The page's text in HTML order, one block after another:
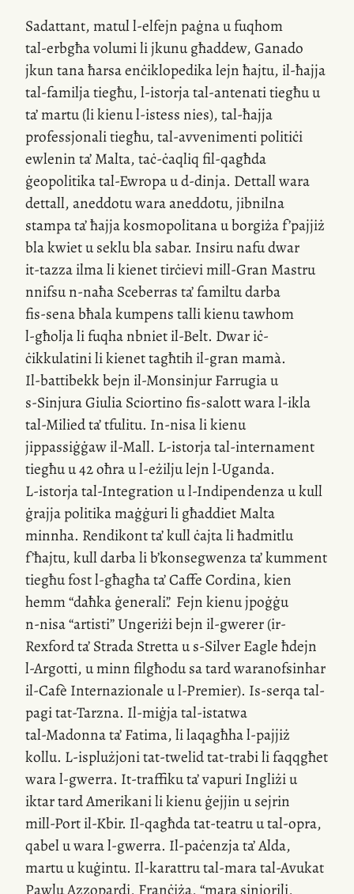
Sadattant, matull-elfejn paġna u fuqhom
tal-erbgħavolumi li jkunu għaddew, Ganado
jkun tana ħarsa enċiklopedika lejn ħajtu, il-ħajja
tal-familja tiegħu,l-istorjatal-antenati tiegħu u
ta’ martu (li kienul-istess nies),tal-ħajja
professjonali tiegħu,tal-avvenimentipolitiċi
ewlenin ta’ Malta, taċ-ċaqliq fil-qagħda
ġeopolitikatal-Ewropaud-dinja. Dettall wara
dettall, aneddotu wara aneddotu, jibnilna
stampa ta’ ħajja kosmopolitana u borgiża f’pajjiż
bla kwiet u seklu bla sabar. Insiru nafu dwar
it-tazzailma li kienet tirċievimill-Gran Mastru
nnifsun-naħaSceberras ta’ familtu darba
fis-senabħala kumpens talli kienu tawhom
l-għoljali fuqha nbnietil-Belt. Dwar iċ-
ċikkulatini li kienet tagħtihil-gran mamà.
Il-battibekkbejn il-MonsinjurFarrugia u
s-SinjuraGiulia Sciortino fis-salottwaral-ikla
tal-Milied ta’ tfulitu. In-nisali kienu
jippassiġġawil-Mall. L-istorjatal-internament
tiegħu u 42 oħra ul-eżiljulejnl-Uganda.
L-istorjatal-Integration ul-Indipendenzau kull
ġrajja politika maġġuri li għaddiet Malta
minnha. Rendikont ta’ kull ċajta li ħadmitlu
f’ħajtu, kull darba li b’konsegwenza ta’ kumment
tiegħu fostl-għagħata’ Caffe Cordina, kien
hemm “daħka ġenerali”
. Fejn kienu jpoġġu
n-nisa“artisti” Ungeriżi bejn il-gwerer(ir-
Rexford ta’ Strada Stretta us-SilverEagle ħdejn
l-Argotti, u minn filgħodu sa tard waranofsinhar
il-Cafè Internazionale ul-Premier). Is-serqatal-
pagitat-Tarzna. Il-miġjatal-istatwa
tal-Madonnata’ Fatima, li laqagħhal-pajjiż
kollu. L-isplużjonitat-twelidtat-trabili faqqgħet
waral-gwerra. It-traffikuta’ vapuri Ingliżi u
iktar tard Amerikani li kienu ġejjin u sejrin
mill-Portil-Kbir. Il-qagħdatat-teatru utal-opra,
qabel u waral-gwerra. Il-paċenzjata’ Alda,
martu u kuġintu. Il-karattrutal-maratal-Avukat
Pawlu Azzopardi, Franċiża, “mara sinjorili,